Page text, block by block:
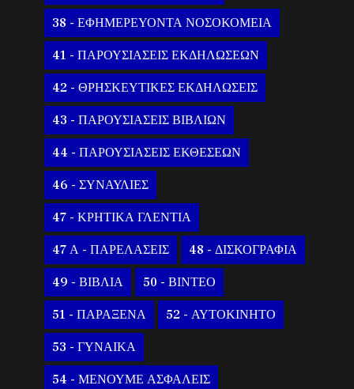
38 - ΕΦΗΜΕΡΕΥΟΝΤΑ ΝΟΣΟΚΟΜΕΙΑ
41 - ΠΑΡΟΥΣΙΑΣΕΙΣ ΕΚΔΗΛΩΣΕΩΝ
42 - ΘΡΗΣΚΕΥΤΙΚΕΣ ΕΚΔΗΛΩΣΕΙΣ
43 - ΠΑΡΟΥΣΙΑΣΕΙΣ ΒΙΒΛΙΩΝ
44 - ΠΑΡΟΥΣΙΑΣΕΙΣ ΕΚΘΕΣΕΩΝ
46 - ΣΥΝΑΥΛΙΕΣ
47 - ΚΡΗΤΙΚΑ ΓΛΕΝΤΙΑ
47 Α - ΠΑΡΕΛΑΣΕΙΣ 48 - ΔΙΣΚΟΓΡΑΦΙΑ
49 - ΒΙΒΛΙΑ 50 - ΒΙΝΤΕΟ
51 - ΠΑΡΑΞΕΝΑ 52 - ΑΥΤΟΚΙΝΗΤΟ
53 - ΓΥΝΑΙΚΑ
54 - ΜΕΝΟΥΜΕ ΑΣΦΑΛΕΙΣ